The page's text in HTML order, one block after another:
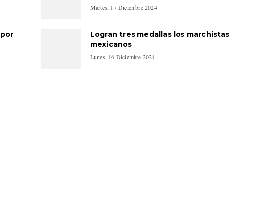
Martes, 17 Diciembre 2024
Logran tres medallas los marchistas
mexicanos
Lunes, 16 Diciembre 2024